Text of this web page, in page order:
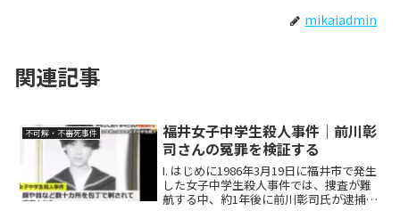
mikaiadmin
関連記事
不可解・不審死事件
福井女子中学生殺人事件｜前川彰
司さんの冤罪を検証する
I. はじめに1986年3月19日に福井市で発生
した女子中学生殺人事件では、捜査が難
航する中、約1年後に前川彰司氏が逮捕・